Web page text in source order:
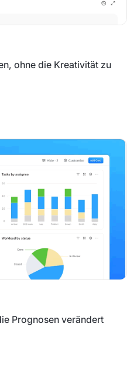
ohne die Kreativität zu
Prognosen verändert